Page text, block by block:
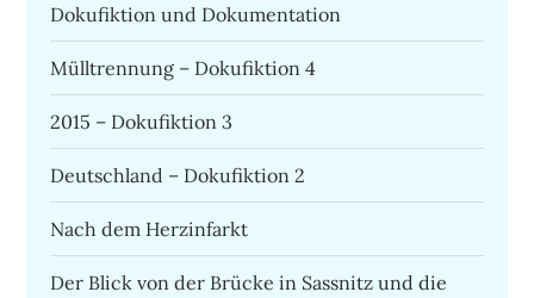
Dokufiktion und Dokumentation
Mülltrennung – Dokufiktion 4
2015 – Dokufiktion 3
Deutschland – Dokufiktion 2
Nach dem Herzinfarkt
Der Blick von der Brücke in Sassnitz und die